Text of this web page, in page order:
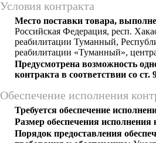
Условия контракта
Место поставки товара,
Российская Федерация, респ.
реабилитации Туманный,
реабилитации «Туманный»,
Предусмотрена возможность
контракта в соответствии со
Обеспечение исполнения
Требуется обеспечение
Размер обеспечения исполнения
Порядок предоставления